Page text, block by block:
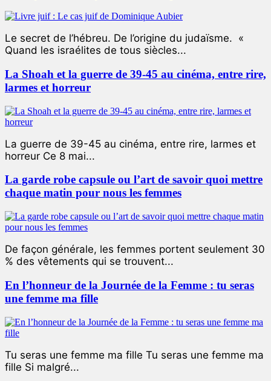
Le secret de l’hébreu. De l’origine du judaïsme. «
Quand les israélites de tous siècles...
La Shoah et la guerre de 39-45 au cinéma, entre rire,
larmes et horreur
La guerre de 39-45 au cinéma, entre rire, larmes et
horreur Ce 8 mai...
La garde robe capsule ou l’art de savoir quoi mettre
chaque matin pour nous les femmes
De façon générale, les femmes portent seulement 30
% des vêtements qui se trouvent...
En l’honneur de la Journée de la Femme : tu seras
une femme ma fille
Tu seras une femme ma fille Tu seras une femme ma
fille Si malgré...